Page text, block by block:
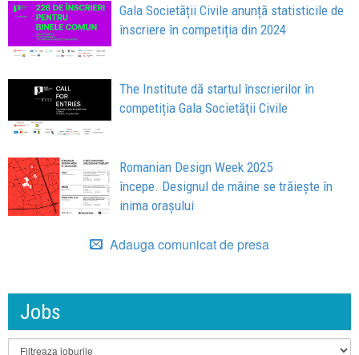
Gala Societății Civile anunță statisticile de
înscriere în competiția din 2024
The Institute dă startul înscrierilor în
competiția Gala Societăţii Civile
Romanian Design Week 2025
începe. Designul de mâine se trăiește în
inima orașului
Adauga comunicat de presa
Jobs